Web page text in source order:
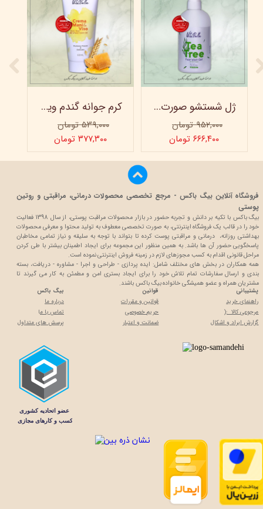
کرم جوانه گندم ویتابلا - تیوپی 60 میلی‌ لیتر
۵۳۹,۰۰۰ تومان
۳۷۷,۳۰۰ تومان
ژل شستشو صورت ویتابلا - 300 میلی لیتر
۹۵۲,۰۰۰ تومان
۶۶۶,۴۰۰ تومان
پشتیبانی
راهنمای خرید
مرجوعی کالا :(
گزارش ایراد و اشکال
قوانین
قوانین و مقررات
حریم خصوصی
ضمانت و اعتبار
بیگ باکس
درباره ما
تماس با ما
پرسش های متداول
فروشگاه آنلاین بیگ باکس - مرجع تخصصی محصولات درمانی، مراقبتی و روتین
پوستی
بیگ باکس با تکیه بر دانش و تجربه حضور در بازار محصولات مراقبت پوستی، از سال 1398 فعالیت
خود را در قالب یک فروشگاه اینترنتی، به صورت تخصصی معطوف به تولید محتوا و معرفی محصولات
بهداشتی روزانه، درمانی و مراقبتی پوست کرده تا بتواند با توجه به سلیقه و نیاز تمامی مخاطبان
پاسخگویی حضور آن ها باشد. به همین منظور این مجموعه برای ایجاد اطمینان بیشتر با طی کردن
مراحل قانونی اقدام به کسب مجوزهای لازم در زمینه فروش اینترنتی نموده است.
همه همکاران در بخش های مختلف شامل: ایده پردازی - طراحی و اجرا - مشاوره - دریافت، بسته
بندی و ارسال سفارشات تمام تلاش خود را برای ایجاد بستری امن و مطمئن به کار می گیرند تا
مشتریان همراه و عضو همیشگی خانواده بیگ باکس باشند.